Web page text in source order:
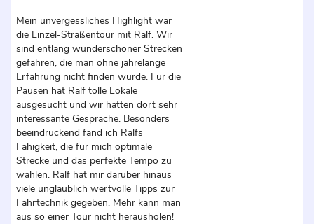
Mein unvergessliches Highlight war
die Einzel-Straßentour mit Ralf. Wir
sind entlang wunderschöner Strecken
gefahren, die man ohne jahrelange
Erfahrung nicht finden würde. Für die
Pausen hat Ralf tolle Lokale
ausgesucht und wir hatten dort sehr
interessante Gespräche. Besonders
beeindruckend fand ich Ralfs
Fähigkeit, die für mich optimale
Strecke und das perfekte Tempo zu
wählen. Ralf hat mir darüber hinaus
viele unglaublich wertvolle Tipps zur
Fahrtechnik gegeben. Mehr kann man
aus so einer Tour nicht herausholen!